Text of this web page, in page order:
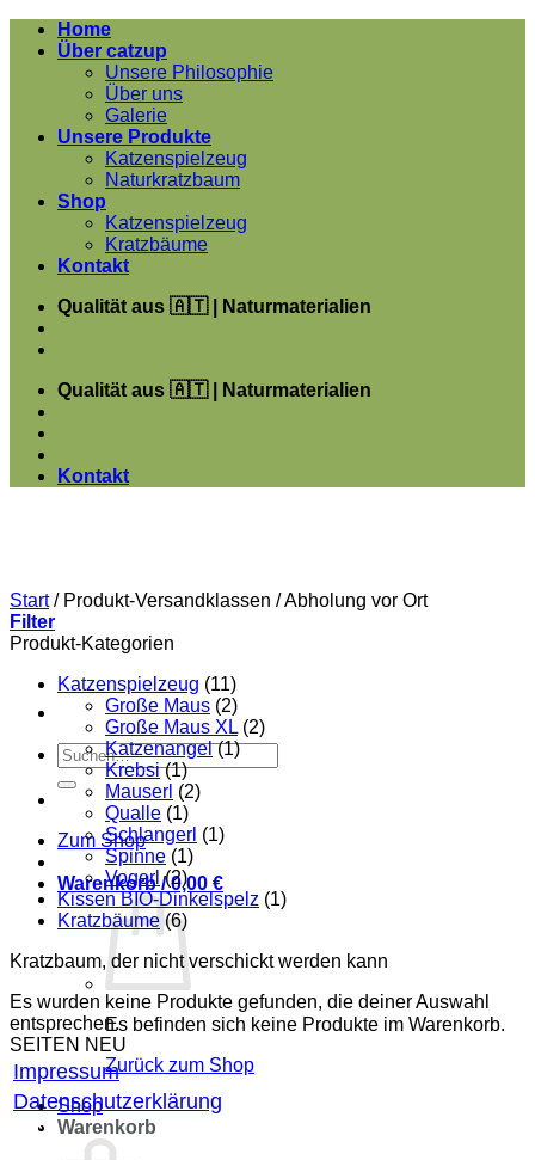
Zum
Inhalt
Home
Über catzup
Unsere Philosophie
Über uns
Galerie
Unsere Produkte
Katzenspielzeug
Naturkratzbaum
Shop
Katzenspielzeug
Kratzbäume
Kontakt
Qualität aus 🇦🇹 | Naturmaterialien
Qualität aus 🇦🇹 | Naturmaterialien
Kontakt
Suchen
nach:
Zum Shop
Warenkorb /0,00 €
Es befinden sich keine Produkte im Warenkorb.
Zurück zum Shop
Shop
Warenkorb
Start /Produkt-Versandklassen /Abholung vor Ort
Filter
Produkt-Kategorien
Katzenspielzeug (11)
Große Maus (2)
Große Maus XL (2)
Katzenangel (1)
Krebsi (1)
Mauserl (2)
Qualle (1)
Schlangerl (1)
Spinne (1)
Vogerl (2)
Kissen BIO-Dinkelspelz (1)
Kratzbäume (6)
Kratzbaum, der nicht verschickt werden kann
Es wurden keine Produkte gefunden, die deiner Auswahl
entsprechen.
SEITEN NEU
Impressum
Datenschutzerklärung
AGB